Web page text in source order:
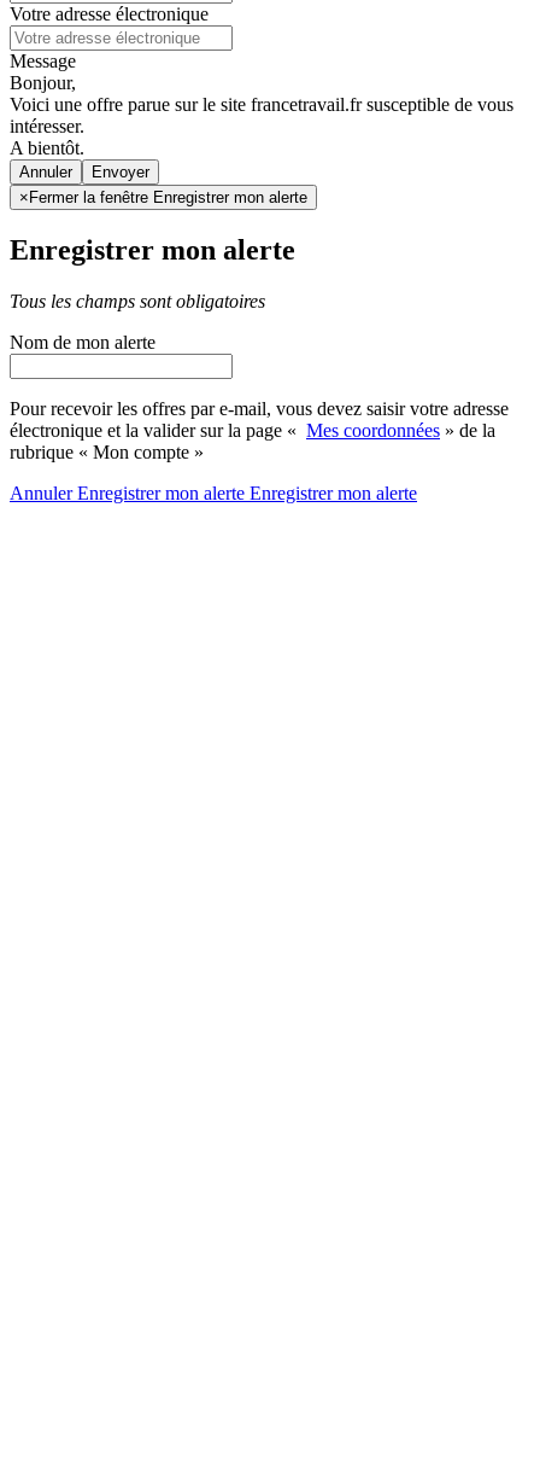
Votre adresse électronique
Message
Bonjour,
Voici une offre parue sur le site francetravail.fr susceptible de vous
intéresser.
A bientôt.
Annuler
× Fermer la fenêtre Enregistrer mon alerte
Enregistrer mon alerte
Tous les champs sont obligatoires
Nom de mon alerte
Pour recevoir les offres par e-mail, vous devez saisir votre adresse
électronique et la valider sur la page « Mes coordonnées » de la
rubrique « Mon compte »
AnnulerEnregistrer mon alerte Enregistrermon alerte